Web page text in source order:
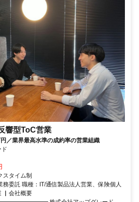
響型ToC営業
／業界最高水準の成約率の営業組織
スタイム制
務委託 職種：IT/通信製品法人営業、保険個人
▏会社概要